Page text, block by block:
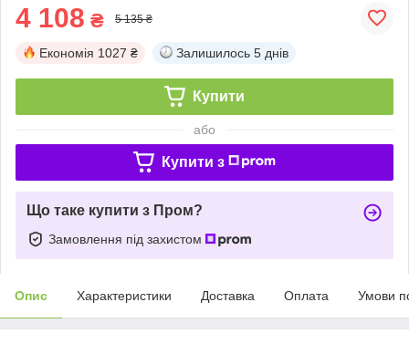
4 108 ₴ 5 135 ₴
Економія 1027 ₴ Залишилось 5 днів
Купити
або
Купити з
Що таке купити з Пром?
Замовлення під захистом
Опис Характеристики Доставка Оплата Умови